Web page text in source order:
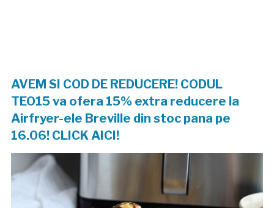
AVEM SI COD DE REDUCERE! CODUL
TEO15 va ofera 15% extra reducere la
Airfryer-ele Breville din stoc pana pe
16.06! CLICK AICI!